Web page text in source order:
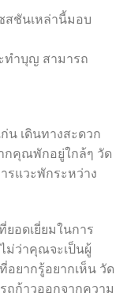
สชันเหล่านี้มอบ
ทำบุญ สามารถ
น เดินทางสะดวก
กคุณพักอยู่ใกล้ๆ วัด
รแวะพักระหว่าง
อดเยี่ยมในการ
ม่ว่าคุณจะเป็นผู้
ยากรู้อยากเห็น วัด
ก้าวออกจากความ